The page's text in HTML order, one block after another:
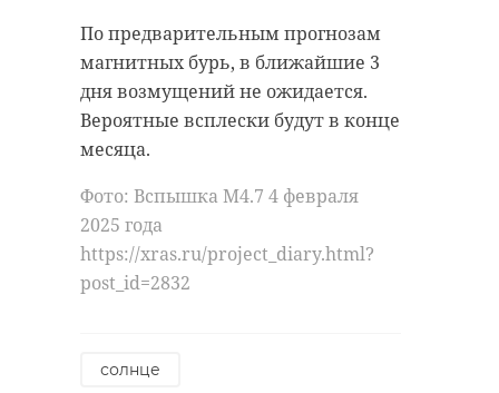
По предварительным прогнозам
магнитных бурь, в ближайшие 3
дня возмущений не ожидается.
Вероятные всплески будут в конце
месяца.
Фото: Вспышка M4.7 4 февраля
2025 года
https://xras.ru/project_diary.html?
post_id=2832
солнце